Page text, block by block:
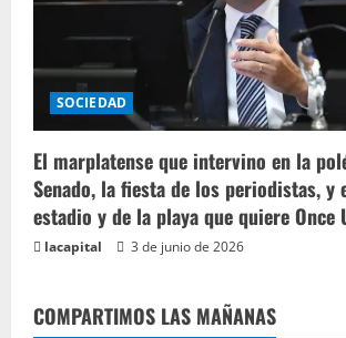
SOCIEDAD
El marplatense que intervino en la
Senado, la fiesta de los periodistas, y
estadio y de la playa que quiere Once
lacapital 3 de junio de 2026
COMPARTIMOS LAS MAÑANAS